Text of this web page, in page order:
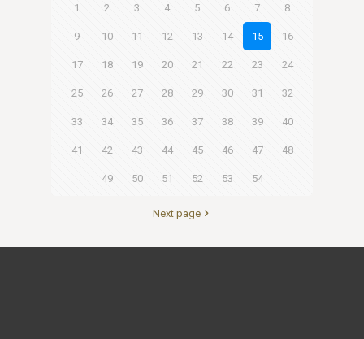
1 2 3 4 5 6 7 8
9 10 11 12 13 14 15 16
17 18 19 20 21 22 23 24
25 26 27 28 29 30 31 32
33 34 35 36 37 38 39 40
41 42 43 44 45 46 47 48
49 50 51 52 53 54
Next page